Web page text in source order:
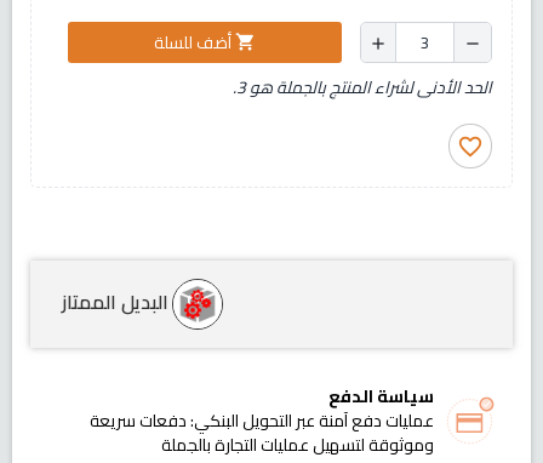
remove
add
shopping_cartأضف للسلة
الحد الأدنى لشراء المنتج بالجملة هو 3.
favorite_border
البديل الممتاز
سياسة الدفع
عمليات دفع آمنة عبر التحويل البنكي: دفعات سريعة
وموثوقة لتسهيل عمليات التجارة بالجملة